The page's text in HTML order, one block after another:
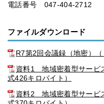
電話番号 047-404-2712
ファイルダウンロード
R7第2回会議録（地密）
資料1 地域密着型サービ
式426キロバイト）
資料2 地域密着型サービ